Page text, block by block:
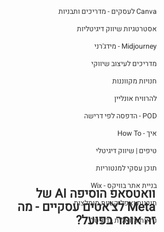
Canva לעסקים - מדריכים ותבניות
אסטרטגיות שיווק דיגיטליות
Midjourney - מידג'רני
מדריכים לעיצוב שיווקי
חנויות מקווננות
להרוויח אונליין
POD - הדפסה לפי דרישה
איך - How To
טיפים | שיווק דיגיטלי
תוכן עסקי למנטוריות
בניית אתר בוויקס - Wix
תוכנות ואפליקציות מומלצות
נראות ויזואלית בדיגיטל
וואטסאפ הוסיפה AI של
Meta לצ'אטים עסקיים - מה
זה אומר בפועל?